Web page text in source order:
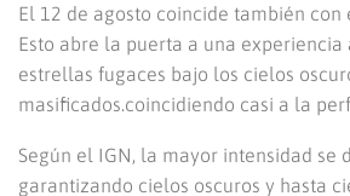
El 12 de agosto coincide también con
Esto abre la puerta a una
estrellas fugaces bajo los cielos
masificados.coincidiendo casi a la
Según el IGN, la mayor intensidad se
garantizando cielos oscuros y hasta